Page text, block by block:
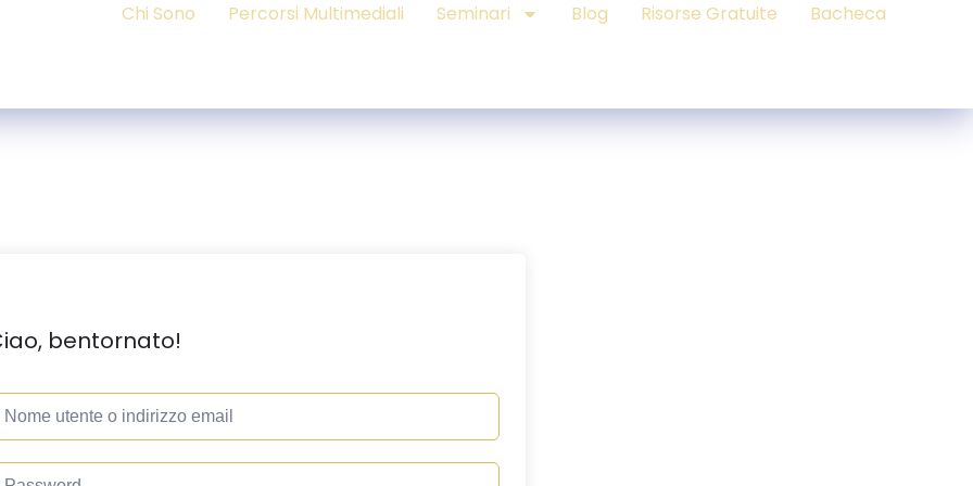
Chi Sono Percorsi Multimediali Seminari Blog Risorse Gratuite Bacheca
bentornato!